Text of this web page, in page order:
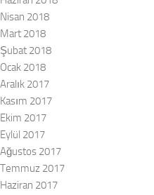
Nisan 2018
Mart 2018
Şubat 2018
Ocak 2018
Aralık 2017
Kasım 2017
Ekim 2017
Eylül 2017
Ağustos 2017
Temmuz 2017
Haziran 2017